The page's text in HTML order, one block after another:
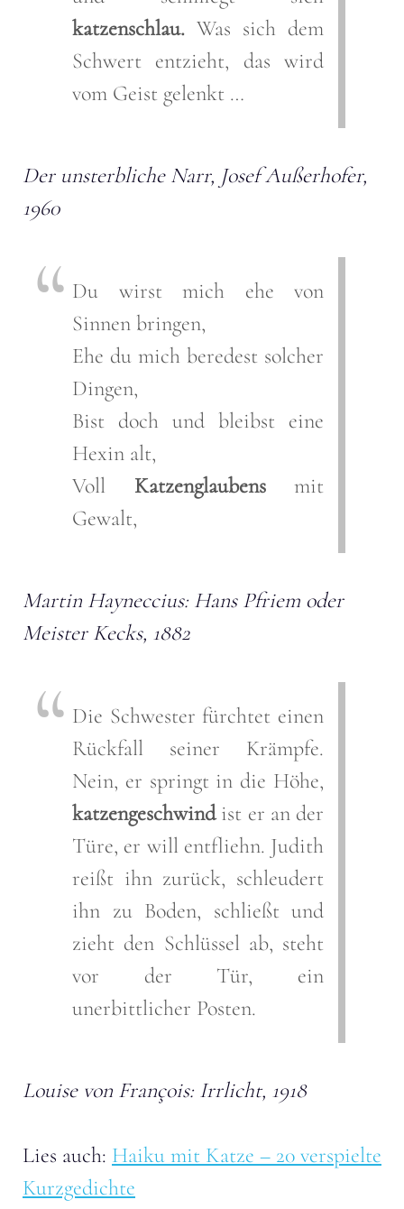
katzenschlau. Was sich dem
Schwert entzieht, das wird
vom Geist gelenkt …
Der unsterbliche Narr, Josef Außerhofer,
1960
Du wirst mich ehe von
Sinnen bringen,
Ehe du mich beredest solcher
Dingen,
Bist doch und bleibst eine
Hexin alt,
Voll Katzenglaubensmit
Gewalt,
Martin Hayneccius: Hans Pfriem oder
Meister Kecks, 1882
Die Schwester fürchtet einen
Rückfall seiner Krämpfe.
Nein, er springt in die Höhe,
katzengeschwindist er an der
Türe, er will entfliehn. Judith
reißt ihn zurück, schleudert
ihn zu Boden, schließt und
zieht den Schlüssel ab, steht
vor der Tür, ein
unerbittlicher Posten.
Louise von François: Irrlicht, 1918
Lies auch: Haiku mit Katze – 20 verspielte
Kurzgedichte